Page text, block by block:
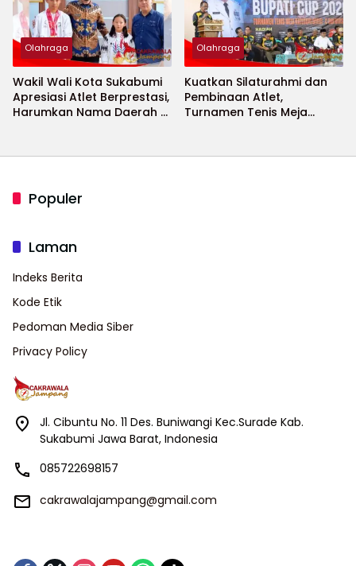
Olahraga
Wakil Wali Kota Sukabumi
Apresiasi Atlet Berprestasi,
Harumkan Nama Daerah di
Olahraga
Kuatkan Silaturahmi dan
Pembinaan Atlet,
Turnamen Tenis Meja
Populer
Laman
Indeks Berita
Kode Etik
Pedoman Media Siber
Privacy Policy
Jl. Cibuntu No. 11 Des. Buniwangi Kec.Surade Kab.
Sukabumi Jawa Barat, Indonesia
085722698157
cakrawalajampang@gmail.com